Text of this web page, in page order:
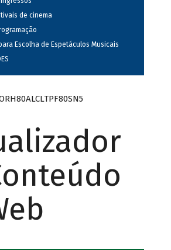
de cinema
Escolha de Espetáculos Musicais